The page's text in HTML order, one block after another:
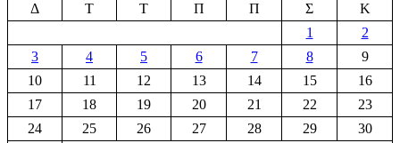
Δ
Τ Τ Π Π Σ
Κ
1
2
3
4 5 6 7 8
9
10
11 12 13 14 15
16
17
18 19 20 21 22
23
24
25 26 27 28 29
30